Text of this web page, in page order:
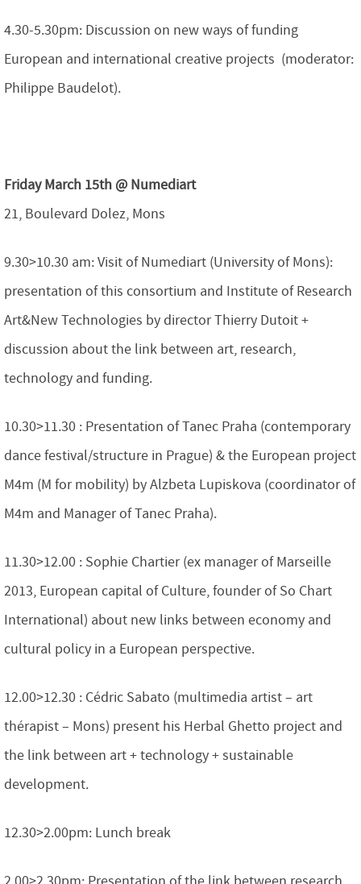
4.30-5.30pm: Discussion on new ways of funding
European and international creative projects (moderator:
Philippe Baudelot).
Friday March 15th @ Numediart
21, Boulevard Dolez, Mons
9.30>10.30 am: Visit of Numediart (University of Mons):
presentation of this consortium and Institute of Research
Art&New Technologies by director Thierry Dutoit +
discussion about the link between art, research,
technology and funding.
10.30>11.30 : Presentation of Tanec Praha (contemporary
dance festival/structure in Prague) & the European project
M4m (M for mobility) by Alzbeta Lupiskova (coordinator of
M4m and Manager of Tanec Praha).
11.30>12.00 : Sophie Chartier (ex manager of Marseille
2013, European capital of Culture, founder of So Chart
International) about new links between economy and
cultural policy in a European perspective.
12.00>12.30 : Cédric Sabato (multimedia artist – art
thérapist – Mons) present his Herbal Ghetto project and
the link between art + technology + sustainable
development.
12.30>2.00pm: Lunch break